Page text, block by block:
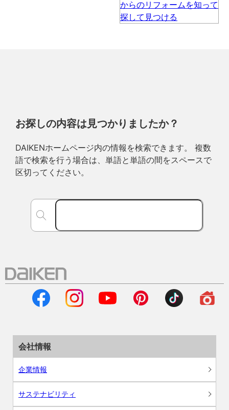
お探しの内容は見つかりましたか？
DAIKENホームページ内の情報を検索できます。 複数
語で検索を行う場合は、単語と単語の間をスペースで
区切ってください。
会社情報
企業情報
サステナビリティ